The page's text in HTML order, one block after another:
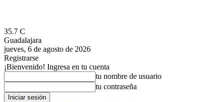
35.7 C
Guadalajara
jueves, 6 de agosto de 2026
Registrarse
¡Bienvenido! Ingresa en tu cuenta
tu nombre de usuario
tu contraseña